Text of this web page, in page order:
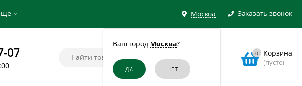
Москва
Ваш город Москва?
Заказать звонок
07 0 Корзина
(пусто)